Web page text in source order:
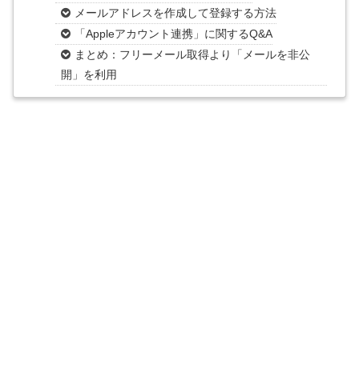
メールアドレスを作成して登録する方法
「Appleアカウント連携」に関するQ&A
まとめ：フリーメール取得より「メールを非公
開」を利用